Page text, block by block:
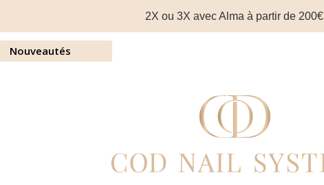
2X ou 3X avec Alma à partir de 200€
Nouveautés